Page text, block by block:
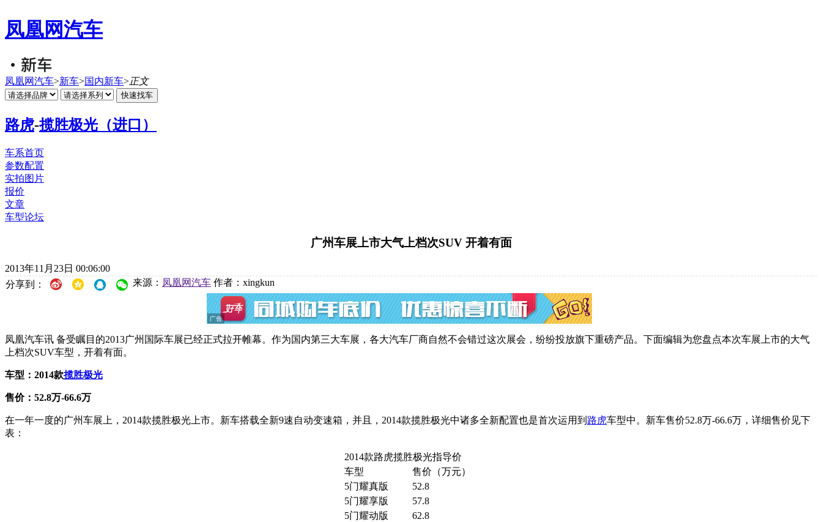
凤凰网汽车
凤凰网汽车>新车>国内新车>正文
路虎-揽胜极光（进口）
车系首页
参数配置
实拍图片
报价
文章
车型论坛
广州车展上市大气上档次SUV 开着有面
2013年11月23日 00:06:00
分享到：
来源： 凤凰网汽车 作者：xingkun
凤凰汽车讯 备受瞩目的2013广州国际车展已经正式拉开帷幕。作为国内第三大车展，各大汽车厂商自然不会错过这次展会，纷纷投放旗下重磅产品。下面编辑为您盘点本次车展上市的大气
上档次SUV车型，开着有面。
车型：2014款揽胜极光
售价：52.8万-66.6万
在一年一度的广州车展上，2014款揽胜极光上市。新车搭载全新9速自动变速箱，并且，2014款揽胜极光中诸多全新配置也是首次运用到 路虎车型中。新车售价52.8万-66.6万，详细售价见下
表：
2014款路虎揽胜极光指导价
车型
售价（万元）
5门耀真版
52.8
5门耀享版
57.8
5门耀动版
62.8